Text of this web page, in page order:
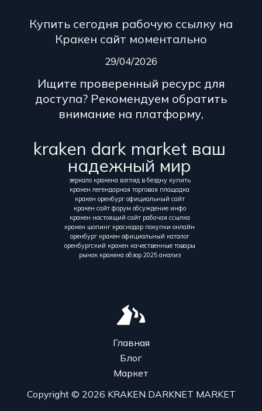
Купить сегодня рабочую ссылку на
Кракен сайт моментально
29/04/2026
Ищите проверенный ресурс для
доступа? Рекомендуем обратить
внимание на платформу,
kraken dark market ваш
надежный мир
зеркало кракена взгляд в бездну купить
кракен легендарная торговая площадка
кракен оренбург официальный сайт
кракен сайт форум обсуждение инфо
кракен настоящий сайт рабочая ссылка
кракен шопинг краснодар покупки онлайн
оренбург кракен официальный каталог
оренбургский кракен качественные товары
рынок кракена обзор 2025 анализ
Главная
Блог
Маркет
Copyright © 2026 KRAKEN DARKNET MARKET